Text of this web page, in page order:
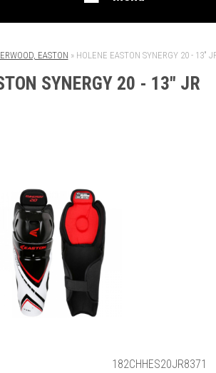
EASTON » HOLENE EASTON SYNERGY 20 - 13"
SYNERGY 20 - 13" JR
182CHHES20JR8371